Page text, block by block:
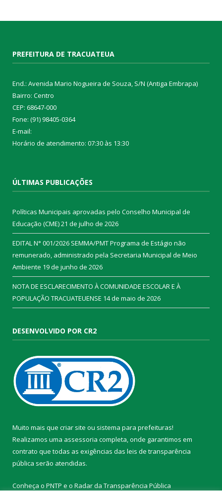
PREFEITURA DE TRACUATEUA
End.: Avenida Mario Nogueira de Souza, S/N (Antiga Embrapa)
Bairro: Centro
CEP: 68647-000
Fone: (91) 98405-0364
E-mail:
Horário de atendimento: 07:30 às 13:30
ÚLTIMAS PUBLICAÇÕES
Políticas Municipais aprovadas pelo Conselho Municipal de
Educação (CME)21 de julho de 2026
EDITAL N° 001/2026 SEMMA/PMT Programa de Estágio não
remunerado, administrado pela Secretaria Municipal de Meio
Ambiente 19 de junho de 2026
NOTA DE ESCLARECIMENTO À COMUNIDADE ESCOLAR E À
POPULAÇÃO TRACUATEUENSE 14 de maio de 2026
DESENVOLVIDO POR CR2
Muito mais que criar site ou sistema para prefeituras!
Realizamos uma assessoria completa, onde garantimos em
contrato que todas as exigências das leis de transparência
pública serão atendidas.
Conheça o PNTP e o Radar da Transparência Pública